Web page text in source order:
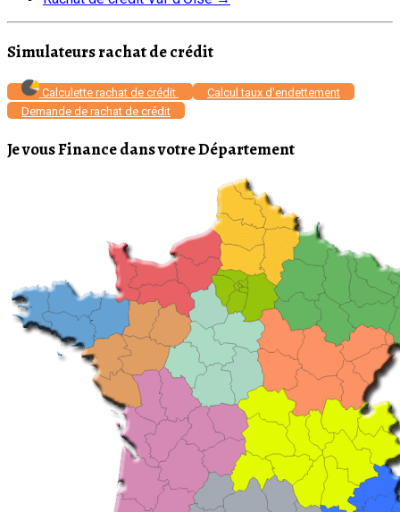
Simulateurs rachat de crédit
Calculette rachat de crédit
Calcul taux d'endettement
Demande de rachat de crédit
Je vous Finance dans votre Département